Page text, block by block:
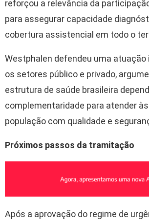
reforçou a relevância da
para assegurar capacidade
cobertura assistencial em todo o
Westphalen defendeu uma atuação
os setores público e privado,
estrutura de saúde brasileira
complementaridade para atender
população com qualidade e
Próximos passos da tramitação
Após a aprovação do regime de